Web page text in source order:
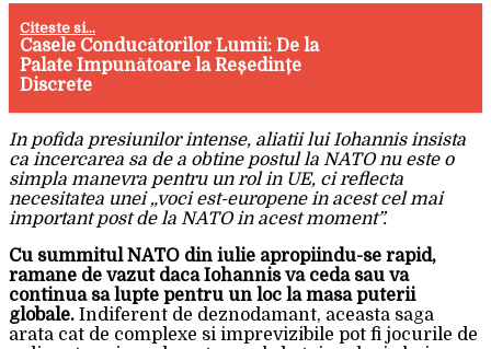
Citeste si...
Casele Conducătorilor Lumii: De la
Palate Impunătoare la Reședințe
Discrete
In pofida presiunilor intense, aliatii lui Iohannis insista
ca incercarea sa de a obtine postul la NATO nu este o
simpla manevra pentru un rol in UE, ci reflecta
necesitatea unei „voci est-europene in acest cel mai
important post de la NATO in acest moment”.
Cu summitul NATO din iulie apropiindu-se rapid,
ramane de vazut daca Iohannis va ceda sau va
continua sa lupte pentru un loc la masa puterii
globale. Indiferent de deznodamant, aceasta saga
arata cat de complexe si imprevizibile pot fi jocurile de